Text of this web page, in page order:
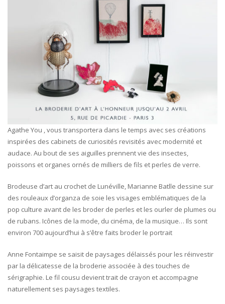
Agathe You , vous transportera dans le temps avec ses créations
inspirées des cabinets de curiosités revisités avec modernité et
audace. Au bout de ses aiguilles prennent vie des insectes,
poissons et organes ornés de milliers de fils et perles de verre.
Brodeuse d’art au crochet de Lunéville, Marianne Batlle dessine sur
des rouleaux d’organza de soie les visages emblématiques de la
pop culture avant de les broder de perles et les ourler de plumes ou
de rubans. Icônes de la mode, du cinéma, de la musique… Ils sont
environ 700 aujourd’hui à s’être faits broder le portrait
Anne Fontaimpe se saisit de paysages délaissés pour les réinvestir
par la délicatesse de la broderie associée à des touches de
sérigraphie. Le fil cousu devient trait de crayon et accompagne
naturellement ses paysages textiles.